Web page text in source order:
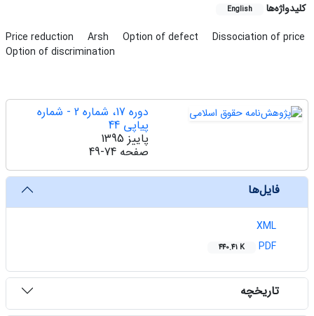
کلیدواژه‌ها English
Price reduction Arsh Option of defect
Dissociation of price
Option of discrimination
دوره 17، شماره 2 - شماره
پیاپی 44
پاییز 1395
صفحه 49-74
‌ فایل‌ها
440.41 K
‌ تاریخچه